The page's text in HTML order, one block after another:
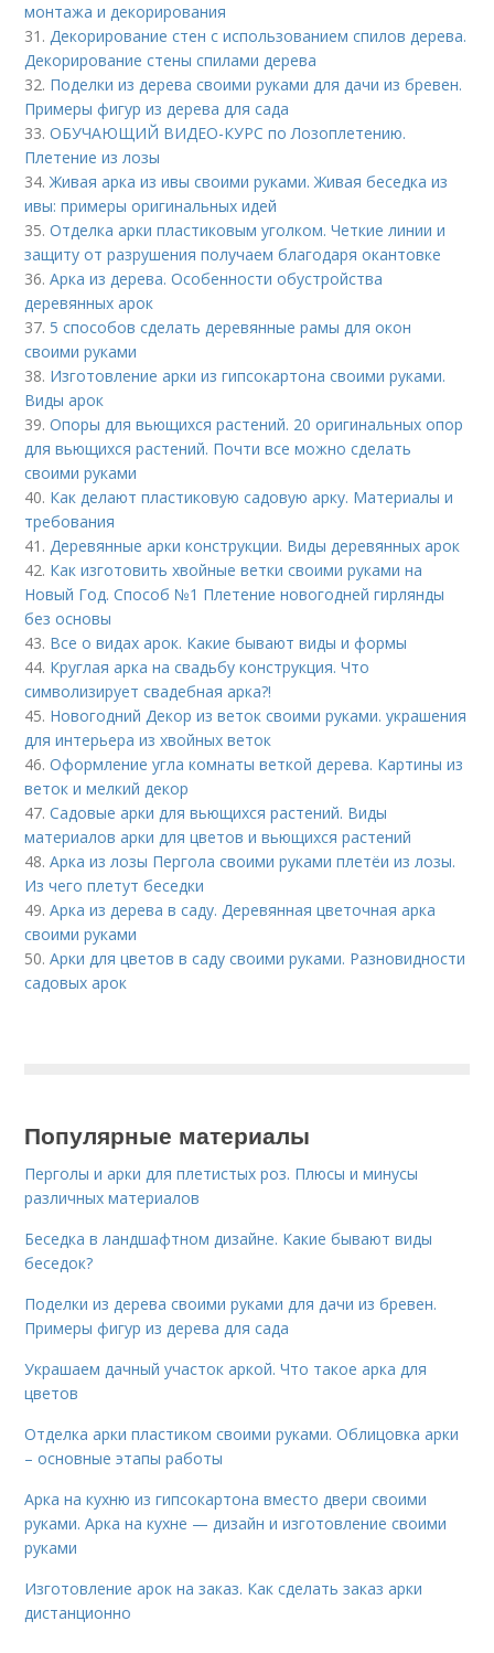
монтажа и декорирования
31.Декорирование стен с использованием спилов дерева.
Декорирование стены спилами дерева
32. Поделки из дерева своими руками для дачи из бревен.
Примеры фигур из дерева для сада
33.ОБУЧАЮЩИЙ ВИДЕО-КУРС по Лозоплетению.
Плетение из лозы
34.Живая арка из ивы своими руками. Живая беседка из
ивы: примеры оригинальных идей
35.Отделка арки пластиковым уголком. Четкие линии и
защиту от разрушения получаем благодаря окантовке
36.Арка из дерева. Особенности обустройства
деревянных арок
37. 5 способов сделать деревянные рамы для окон
своими руками
38. Изготовление арки из гипсокартона своими руками.
Виды арок
39.Опоры для вьющихся растений. 20 оригинальных опор
для вьющихся растений. Почти все можно сделать
своими руками
40. Как делают пластиковую садовую арку. Материалы и
требования
41.Деревянные арки конструкции. Виды деревянных арок
42. Как изготовить хвойные ветки своими руками на
Новый Год. Способ №1 Плетение новогодней гирлянды
без основы
43. Все о видах арок. Какие бывают виды и формы
44. Круглая арка на свадьбу конструкция. Что
символизирует свадебная арка?!
45. Новогодний Декор из веток своими руками. украшения
для интерьера из хвойных веток
46.Оформление угла комнаты веткой дерева. Картины из
веток и мелкий декор
47.Садовые арки для вьющихся растений. Виды
материалов арки для цветов и вьющихся растений
48.Арка из лозы Пергола своими руками плетёи из лозы.
Из чего плетут беседки
49.Арка из дерева в саду. Деревянная цветочная арка
своими руками
50.Арки для цветов в саду своими руками. Разновидности
садовых арок
Популярные материалы
Перголы и арки для плетистых роз. Плюсы и минусы
различных материалов
Беседка в ландшафтном дизайне. Какие бывают виды
беседок?
Поделки из дерева своими руками для дачи из бревен.
Примеры фигур из дерева для сада
Украшаем дачный участок аркой. Что такое арка для
цветов
Отделка арки пластиком своими руками. Облицовка арки
– основные этапы работы
Арка на кухню из гипсокартона вместо двери своими
руками. Арка на кухне — дизайн и изготовление своими
руками
Изготовление арок на заказ. Как сделать заказ арки
дистанционно